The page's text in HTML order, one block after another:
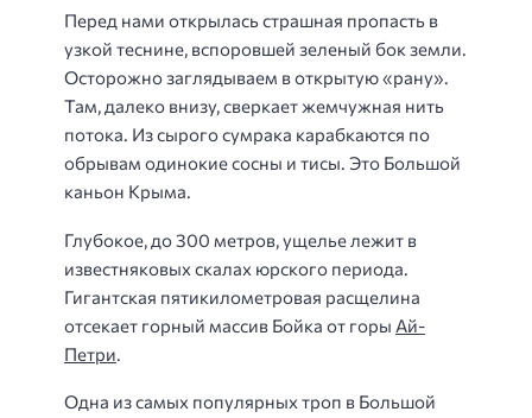
Перед нами открылась страшная пропасть в
узкой теснине, вспоровшей зеленый бок земли.
Осторожно заглядываем в открытую «рану».
Там, далеко внизу, сверкает жемчужная нить
потока. Из сырого сумрака карабкаются по
обрывам одинокие сосны и тисы. Это Большой
каньон Крыма.
Глубокое, до 300 метров, ущелье лежит в
известняковых скалах юрского периода.
Гигантская пятикилометровая расщелина
отсекает горный массив Бойка от горы Ай-
Петри.
Одна из самых популярных троп в Большой